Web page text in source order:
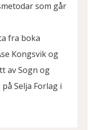
som går
fra boka
Kongsvik og
av Sogn og
Selja Forlag i